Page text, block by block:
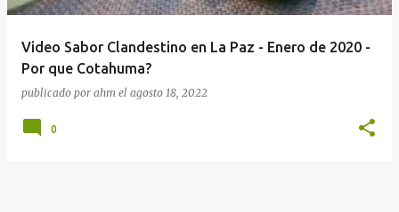
Video Sabor Clandestino en La Paz - Enero de 2020 -
Por que Cotahuma?
publicado por ahm el agosto 18, 2022
0